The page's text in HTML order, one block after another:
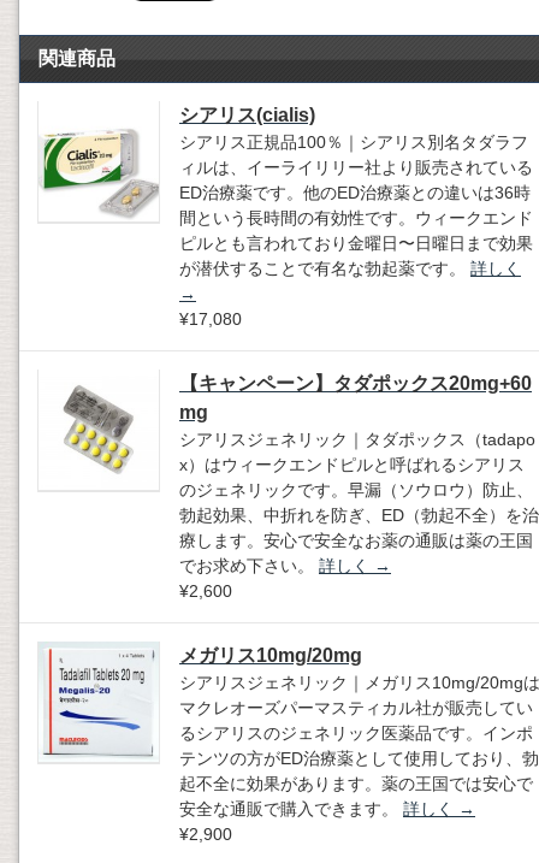
関連商品
シアリス(cialis)
シアリス正規品100％｜シアリス別名タダラフ
ィルは、イーライリリー社より販売されている
ED治療薬です。他のED治療薬との違いは36時
間という長時間の有効性です。ウィークエンド
ピルとも言われており金曜日〜日曜日まで効果
が潜伏することで有名な勃起薬です。 詳しく
→
¥17,080
【キャンペーン】タダポックス20mg+60
mg
シアリスジェネリック｜タダポックス（tadapo
x）はウィークエンドピルと呼ばれるシアリス
のジェネリックです。早漏（ソウロウ）防止、
勃起効果、中折れを防ぎ、ED（勃起不全）を治
療します。安心で安全なお薬の通販は薬の王国
でお求め下さい。 詳しく
→
¥2,600
メガリス10mg/20mg
シアリスジェネリック｜メガリス10mg/20mgは
マクレオーズパーマスティカル社が販売してい
るシアリスのジェネリック医薬品です。インポ
テンツの方がED治療薬として使用しており、勃
起不全に効果があります。薬の王国では安心で
安全な通販で購入できます。 詳しく
→
¥2,900